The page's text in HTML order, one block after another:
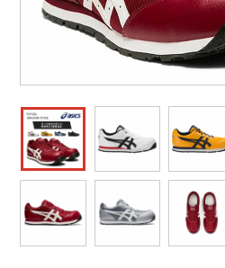
コンプレッションウェア
安全保護具
レインウェア・カッパ
空調服ランキング
コンプレッションウェアランキン
作業用ポロシャツランキング
作業用手袋ランキング
レインウェアランキング
おたふく手袋
GUSH FORCE
GDジャパン
シンメン
DIY・日曜大工作業服
運送・倉庫作業服
清掃・ビルメンテ作業服
夜間・高視認性安全服